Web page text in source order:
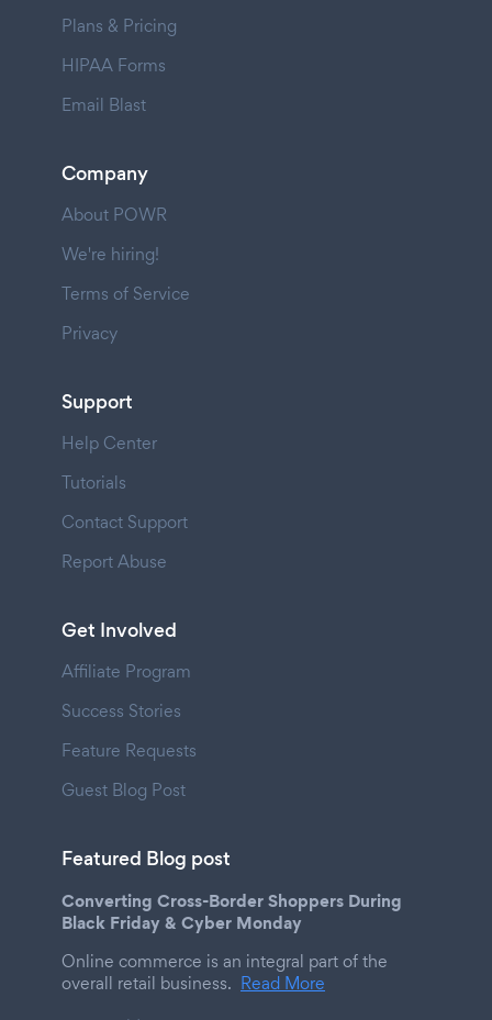
Plans & Pricing
HIPAA Forms
Email Blast
Company
About POWR
We're hiring!
Terms of Service
Privacy
Support
Help Center
Tutorials
Contact Support
Report Abuse
Get Involved
Affiliate Program
Success Stories
Feature Requests
Guest Blog Post
Featured Blog post
Converting Cross-Border Shoppers During
Black Friday & Cyber Monday
Online commerce is an integral part of the
overall retail business. Read More